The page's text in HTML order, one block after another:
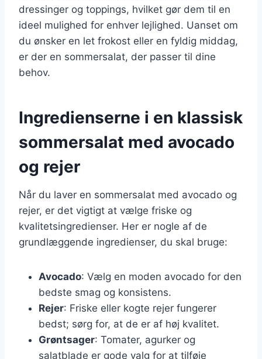
dressinger og toppings, hvilket gør dem til en
ideel mulighed for enhver lejlighed. Uanset om
du ønsker en let frokost eller en fyldig middag,
er der en sommersalat, der passer til dine
behov.
Ingredienserne i en klassisk
sommersalat med avocado
og rejer
Når du laver en sommersalat med avocado og
rejer, er det vigtigt at vælge friske og
kvalitetsingredienser. Her er nogle af de
grundlæggende ingredienser, du skal bruge:
Avocado: Vælg en moden avocado for den
bedste smag og konsistens.
Rejer: Friske eller kogte rejer fungerer
bedst; sørg for, at de er af høj kvalitet.
Grøntsager: Tomater, agurker og
salatblade er gode valg for at tilføje